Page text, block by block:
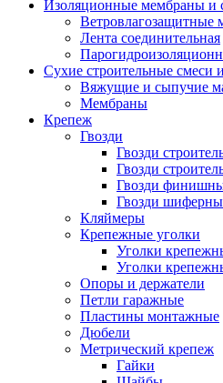
Изоляционные мембраны и
Ветровлагозащитные
Лента соединительная
Сухие строительные смеси
Вяжущие и сыпучие
Мембраны
Крепеж
Гвозди
Гвозди
Гвозди
Гвозди
Гвозди
Кляймеры
Крепежные уголки
Уголки
Уголки
Опоры и держатели
Петли гаражные
Пластины монтажные
Дюбели
Метрический крепеж
Гайки